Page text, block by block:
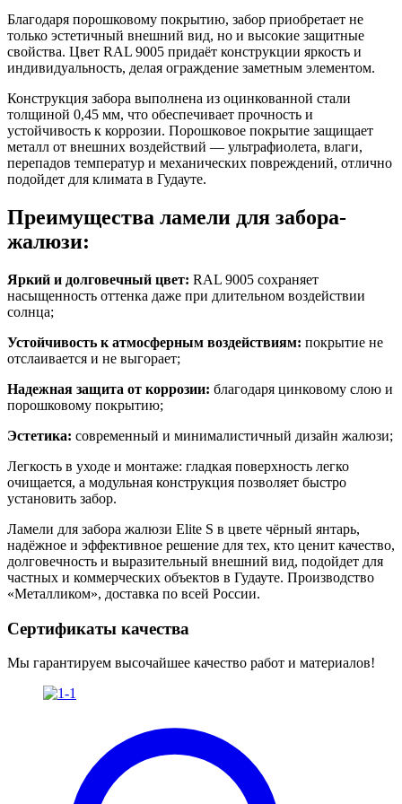
Благодаря порошковому покрытию, забор приобретает не
только эстетичный внешний вид, но и высокие защитные
свойства. Цвет RAL 9005 придаёт конструкции яркость и
индивидуальность, делая ограждение заметным элементом.
Конструкция забора выполнена из оцинкованной стали
толщиной 0,45 мм, что обеспечивает прочность и
устойчивость к коррозии. Порошковое покрытие защищает
металл от внешних воздействий — ультрафиолета, влаги,
перепадов температур и механических повреждений, отлично
подойдет для климата в Гудауте.
Преимущества ламели для забора-
жалюзи:
Яркий и долговечный цвет: RAL 9005 сохраняет
насыщенность оттенка даже при длительном воздействии
солнца;
Устойчивость к атмосферным воздействиям: покрытие не
отслаивается и не выгорает;
Надежная защита от коррозии: благодаря цинковому слою и
порошковому покрытию;
Эстетика: современный и минималистичный дизайн жалюзи;
Легкость в уходе и монтаже: гладкая поверхность легко
очищается, а модульная конструкция позволяет быстро
установить забор.
Ламели для забора жалюзи Elite S в цвете чёрный янтарь,
надёжное и эффективное решение для тех, кто ценит качество,
долговечность и выразительный внешний вид, подойдет для
частных и коммерческих объектов в Гудауте. Производство
«Металликом», доставка по всей России.
Сертификаты качества
Мы гарантируем высочайшее качество работ и материалов!